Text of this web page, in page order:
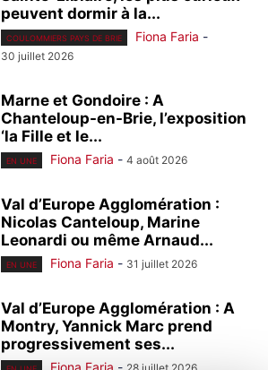
peuvent dormir à la...
COULOMMIERS PAYS DE BRIE Fiona Faria -
30 juillet 2026
Marne et Gondoire : A
Chanteloup-en-Brie, l’exposition
‘la Fille et le...
EN UNE Fiona Faria - 4 août 2026
Val d’Europe Agglomération :
Nicolas Canteloup, Marine
Leonardi ou même Arnaud...
EN UNE Fiona Faria - 31 juillet 2026
Val d’Europe Agglomération : A
Montry, Yannick Marc prend
progressivement ses...
Fiona Faria -